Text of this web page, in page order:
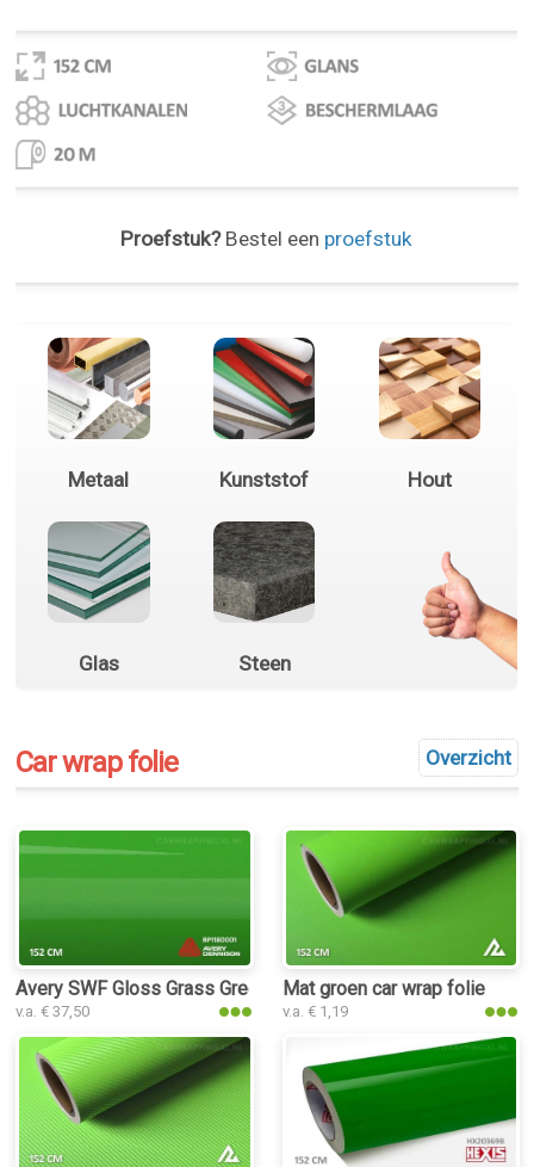
Proefstuk?Bestel een proefstuk
Metaal Kunststof Hout
Glas Steen
Overzicht
Car wrap folie
Avery SWF Gloss Grass Green car wrap folie
v.a. € 37,50
Mat groen car wrap folie
v.a. € 1,19